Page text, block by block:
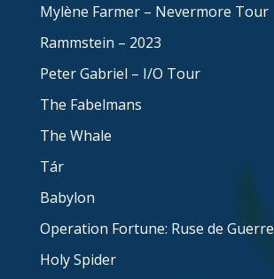
Mylène Farmer – Nevermore Tour
Rammstein – 2023
Peter Gabriel – I/O Tour
The Fabelmans
The Whale
Tár
Babylon
Operation Fortune: Ruse de Guerre
Holy Spider